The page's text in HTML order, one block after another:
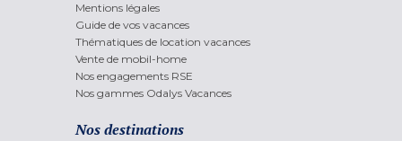
Mentions légales
Guide de vos vacances
Thématiques de location vacances
Vente de mobil-home
Nos engagements RSE
Nos gammes Odalys Vacances
Nos destinations